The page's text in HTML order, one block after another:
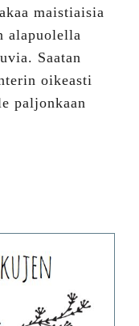
maistiaisia
alapuolella
Saatan
oikeasti
paljonkaan